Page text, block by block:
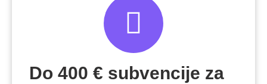
Do 400 € subvencije za